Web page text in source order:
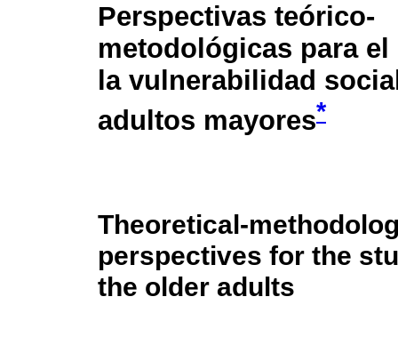
Perspectivas teórico-
metodológicas para
la vulnerabilidad
adultos mayores*
Theoretical-
perspectives for the
the older adults